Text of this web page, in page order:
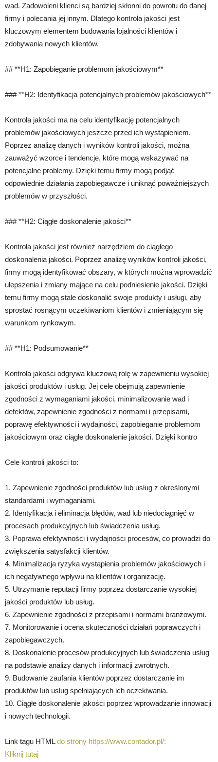
wad. Zadowoleni klienci są bardziej skłonni do powrotu do danej
firmy i polecania jej innym. Dlatego kontrola jakości jest
kluczowym elementem budowania lojalności klientów i
zdobywania nowych klientów.
## **H1: Zapobieganie problemom jakościowym**
### **H2: Identyfikacja potencjalnych problemów jakościowych**
Kontrola jakości ma na celu identyfikację potencjalnych
problemów jakościowych jeszcze przed ich wystąpieniem.
Poprzez analizę danych i wyników kontroli jakości, można
zauważyć wzorce i tendencje, które mogą wskazywać na
potencjalne problemy. Dzięki temu firmy mogą podjąć
odpowiednie działania zapobiegawcze i uniknąć poważniejszych
problemów w przyszłości.
### **H2: Ciągłe doskonalenie jakości**
Kontrola jakości jest również narzędziem do ciągłego
doskonalenia jakości. Poprzez analizę wyników kontroli jakości,
firmy mogą identyfikować obszary, w których można wprowadzić
ulepszenia i zmiany mające na celu podniesienie jakości. Dzięki
temu firmy mogą stale doskonalić swoje produkty i usługi, aby
sprostać rosnącym oczekiwaniom klientów i zmieniającym się
warunkom rynkowym.
## **H1: Podsumowanie**
Kontrola jakości odgrywa kluczową rolę w zapewnieniu wysokiej
jakości produktów i usług. Jej cele obejmują zapewnienie
zgodności z wymaganiami jakości, minimalizowanie wad i
defektów, zapewnienie zgodności z normami i przepisami,
poprawę efektywności i wydajności, zapobieganie problemom
jakościowym oraz ciągłe doskonalenie jakości. Dzięki kontro
Cele kontroli jakości to:
1. Zapewnienie zgodności produktów lub usług z określonymi
standardami i wymaganiami.
2. Identyfikacja i eliminacja błędów, wad lub niedociągnięć w
procesach produkcyjnych lub świadczenia usług.
3. Poprawa efektywności i wydajności procesów, co prowadzi do
zwiększenia satysfakcji klientów.
4. Minimalizacja ryzyka wystąpienia problemów jakościowych i
ich negatywnego wpływu na klientów i organizację.
5. Utrzymanie reputacji firmy poprzez dostarczanie wysokiej
jakości produktów lub usług.
6. Zapewnienie zgodności z przepisami i normami branżowymi.
7. Monitorowanie i ocena skuteczności działań poprawczych i
zapobiegawczych.
8. Doskonalenie procesów produkcyjnych lub świadczenia usług
na podstawie analizy danych i informacji zwrotnych.
9. Budowanie zaufania klientów poprzez dostarczanie im
produktów lub usług spełniających ich oczekiwania.
10. Ciągłe doskonalenie jakości poprzez wprowadzanie innowacji
i nowych technologii.
Link tagu HTMLdo strony https://www.contador.pl/:
Kliknij tutaj